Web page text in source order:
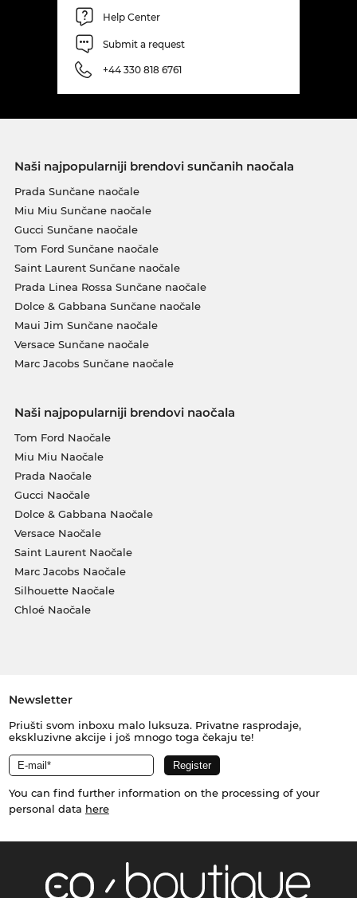
Help Center
Submit a request
+44 330 818 6761
Naši najpopularniji brendovi sunčanih naočala
Prada Sunčane naočale
Miu Miu Sunčane naočale
Gucci Sunčane naočale
Tom Ford Sunčane naočale
Saint Laurent Sunčane naočale
Prada Linea Rossa Sunčane naočale
Dolce & Gabbana Sunčane naočale
Maui Jim Sunčane naočale
Versace Sunčane naočale
Marc Jacobs Sunčane naočale
Naši najpopularniji brendovi naočala
Tom Ford Naočale
Miu Miu Naočale
Prada Naočale
Gucci Naočale
Dolce & Gabbana Naočale
Versace Naočale
Saint Laurent Naočale
Marc Jacobs Naočale
Silhouette Naočale
Chloé Naočale
Newsletter
Priušti svom inboxu malo luksuza. Privatne rasprodaje,
ekskluzivne akcije i još mnogo toga čekaju te!
You can find further information on the processing of your
personal data here